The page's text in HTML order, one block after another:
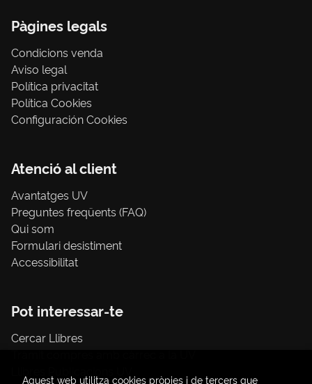
Pàgines legals
Condicions venda
Aviso legal
Política privacitat
Política Cookies
Configuración Cookies
Atenció al client
Avantatges UV
Preguntes freqüents (FAQ)
Qui som
Formulari desistiment
Accessibilitat
Pot interessar-te
Cercar Llibres
Aquest web utilitza cookies pròpies i de tercers que